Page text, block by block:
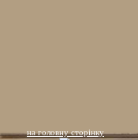
на головну сторінку